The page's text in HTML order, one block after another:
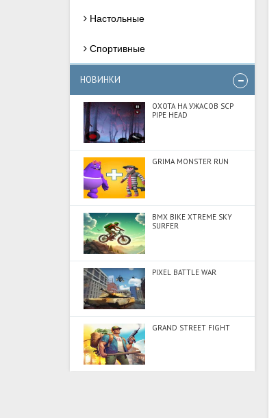
Настольные
Спортивные
НОВИНКИ
ОХОТА НА УЖАСОВ SCP
PIPE HEAD
GRIMA MONSTER RUN
BMX BIKE XTREME SKY
SURFER
PIXEL BATTLE WAR
GRAND STREET FIGHT